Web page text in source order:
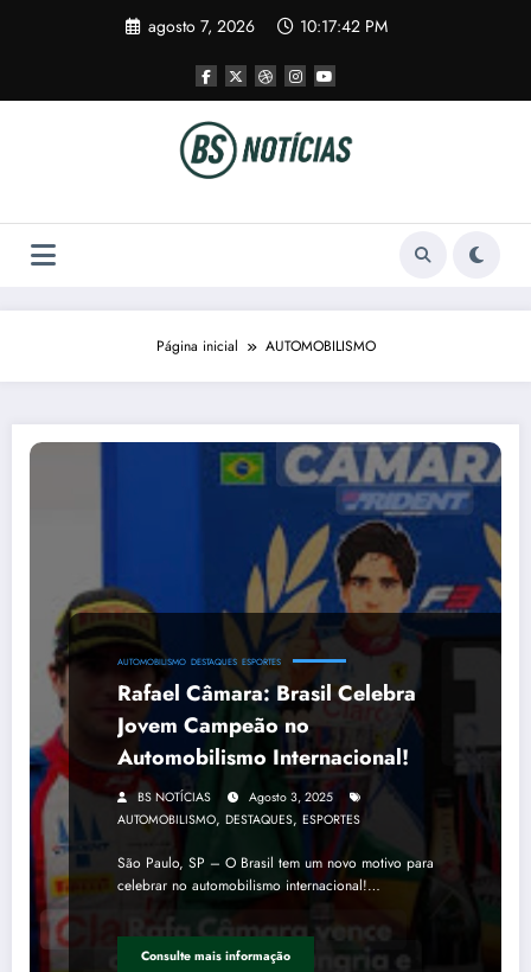
agosto 7, 2026 10:17:43 PM
Página inicial AUTOMOBILISMO
AUTOMOBILISMO DESTAQUES ESPORTES
Rafael Câmara: Brasil Celebra
Jovem Campeão no
Automobilismo Internacional!
BS NOTÍCIAS
Agosto 3, 2025
AUTOMOBILISMO, DESTAQUES, ESPORTES
São Paulo, SP – O Brasil tem um novo motivo para
celebrar no automobilismo internacional!…
Consulte mais informação